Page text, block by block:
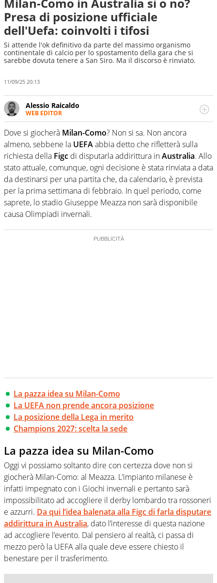
Presa di posizione ufficiale
dell'Uefa: coinvolti i tifosi
Si attende l'ok definitivo da parte del massimo organismo
continentale di calcio per lo spostamento della gara che si
sarebbe dovuta tenere a San Siro. Ma il discorso è rinviato.
11/09/25 20:13
Alessio Raicaldo
WEB EDITOR
Un figlio che si chiama Diego e la tesi di laurea sugli stadi
di proprietà in Italia. Il calcio quale filo conduttore
irrinunciabile tra passione e professione. Per Virgilio
Sport indaga, approfondisce e scandaglia l'universo
mondo dello sport per antonomasia
Dove si giocherà Milan-Como? Non si sa. Non ancora
almeno, sebbene la UEFAabbia detto che rifletterà sulla
richiesta della Figc di disputarla addirittura inAustralia. Allo
stato attuale, comunque, ogni decisione è stata rinviata a data
da destinarsi per una partita che, da calendario, è prevista
per la prima settimana di febbraio. In quel periodo, come
saprete, lo stadio Giuseppe Meazza non sarà disponibile
causa Olimpiadi invernali.
La pazza idea su Milan-Como
La UEFA non prende ancora posizione
La posizione della Lega in merito
Champions 2027: scelta la sede
La pazza idea su Milan-Como
Oggi vi possiamo soltanto dire con certezza dove non si
giocherà Milan-Como: al Meazza. L’impianto milanese è
infatti impegnato con i Giochi invernali e pertanto sarà
impossibilitato ad accogliere il derby lombardo tra rossoneri
e azzurri. Da qui l’idea balenata alla Figc di farla disputare
addirittura in Australia, dato l’interesse di questa nazione
ad accogliere l’evento. Dal pensiero al realtà, ci passa di
mezzo però la UEFA alla quale deve essere chiesto il
benestare per il trasferimento.